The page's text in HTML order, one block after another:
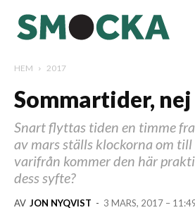
HEM 2017
Sommartider, nej
Snart flyttas tiden en timme
av mars ställs klockorna om
varifrån kommer den här
dess syfte?
AV JON NYQVIST - 3 MARS, 2017 –